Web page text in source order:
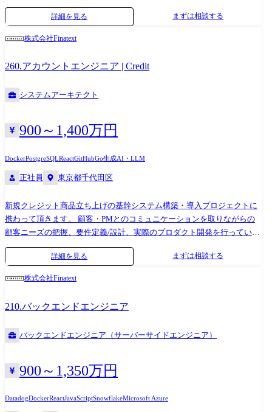
【使用技術】 Amazon Web Services Terraform TypeScript (Vue.js / React.js)
詳細を見る まずは相談する
株式会社Finatext
260.アカウントエンジニア | Credit
システムアーキテクト
900～1,400万円
DockerPostgreSQLReactGitHubGo生成AI・LLM
正社員 東京都千代田区
新規クレジット商品立ち上げの基幹システム構築・導入プロジェクトに
携わって頂きます。 顧客・PMとのコミュニケーションを取りながらの
顧客ニーズの把握、要件定義/設計、実際のプロダクト開発を行っていた
だきます。 「アカウントエンジニア」として以下を担当して頂きます。
・クレジットビジネスプラットフォーム「Crest」を顧客企業へ導入する
際に、顧客とコミュニケーションを取りながらビジネス要件を理解し、
行う。 【開発環境】 Go gRPC+Connect TypeScript React Vue PostgreSQL
(Aurora) Terraform Docker 【使用サービス】 GitHub GitHub Copilot Slack
Amazon Web Services Google Workspace 1Password Kibela
詳細を見る まずは相談する
株式会社Finatext
210.バックエンドエンジニア
バックエンドエンジニア（サーバーサイドエンジニア）
900～1,350万円
DatadogDockerReactJavaScriptSnowflakeMicrosoft Azure